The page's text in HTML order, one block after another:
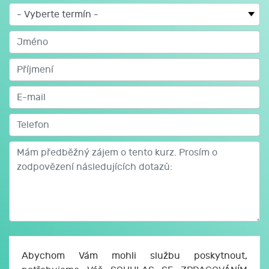
ani neabsolvovali celý kurz (aspoň 8 lekcí) u jiného
lektora SM Systému a cviky neovládají, absolvují úvodní
kurz SM Systému pro začátečníky + navazující
skupinové lekce. Na těchtou dvou kurzech se seznámí s
metodou SM systému, naučí se správně stát, chodit,
nastavit tělo, pracovat s pružným lanem + základní
sestavu cviků. Důvodem úvodního kurzu je pokročilost
cvičících na pravidelných skupinových lekcích, takže
začátečníci, kteří SM Systém nikdy necvičili potom
lekce brzdí. Takto se všichni dostanou na srovnatelnou
úroveň, aby bylo možné plynule pokračovat ve
skupinových lekcích a přidávat nové cviky.
Abychom Vám mohli službu poskytnout,